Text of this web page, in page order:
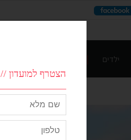
ילדים
הצטרף למועדון //